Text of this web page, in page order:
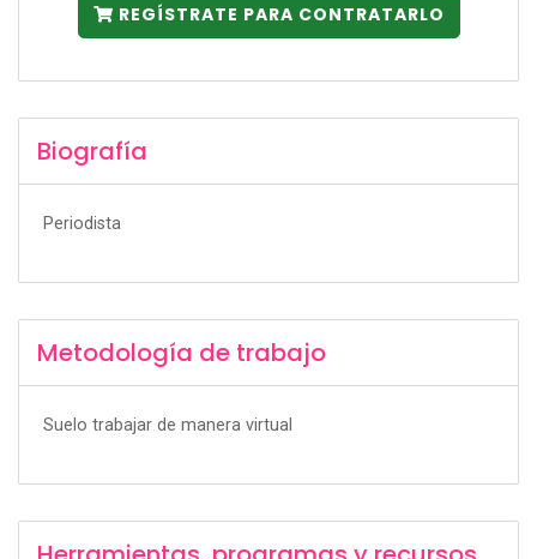
REGÍSTRATE PARA CONTRATARLO
Biografía
Periodista
Metodología de trabajo
Suelo trabajar de manera virtual